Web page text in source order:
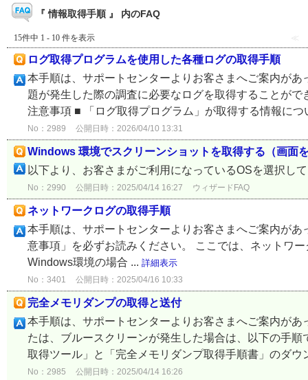
『 情報取得手順 』 内のFAQ
15件中 1 - 10 件を表示 ≪
ログ取得プログラムを使用した各種ログの取得手順
本手順は、サポートセンターよりお客さまへご案内が
題が発生した際の調査に必要なログを取得することが
注意事項 ■ 「ログ取得プログラム」が取得する情報に
No：2989 公開日時：2026/04/10 13:31
Windows 環境でスクリーンショットを取得する（画面
以下より、お客さまがご利用になっているOSを選択し
No：2990 公開日時：2025/04/14 16:27 ウィザードFAQ
ネットワークログの取得手順
本手順は、サポートセンターよりお客さまへご案内が
意事項」を必ずお読みください。 ここでは、ネットワ
Windows環境の場合 ... 詳細表示
No：3401 公開日時：2025/04/16 10:33
完全メモリダンプの取得と送付
本手順は、サポートセンターよりお客さまへご案内が
たは、ブルースクリーンが発生した場合は、以下の手
取得ツール」と「完全メモリダンプ取得手順書」のダウ
No：2985 公開日時：2025/04/14 16:26